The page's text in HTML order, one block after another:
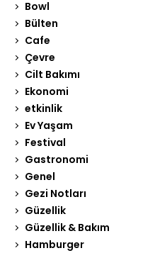
Bowl
Bülten
Cafe
Çevre
Cilt Bakımı
Ekonomi
etkinlik
Ev Yaşam
Festival
Gastronomi
Genel
Gezi Notları
Güzellik
Güzellik & Bakım
Hamburger